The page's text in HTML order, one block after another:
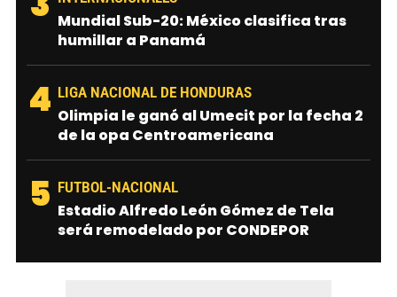
Mundial Sub-20: México clasifica tras
humillar a Panamá
4 LIGA NACIONAL DE HONDURAS
Olimpia le ganó al Umecit por la fecha 2
de la opa Centroamericana
5 FUTBOL-NACIONAL
Estadio Alfredo León Gómez de Tela
será remodelado por CONDEPOR